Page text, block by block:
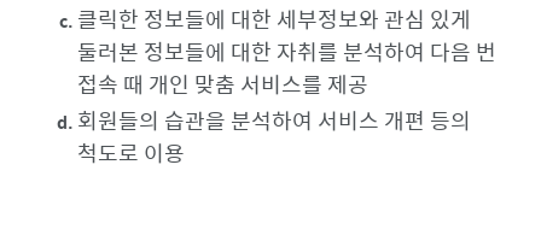
클릭한 정보들에 대한 세부정보와 관심 있게
둘러본 정보들에 대한 자취를 분석하여 다음 번
접속 때 개인 맞춤 서비스를 제공
회원들의 습관을 분석하여 서비스 개편 등의
척도로 이용